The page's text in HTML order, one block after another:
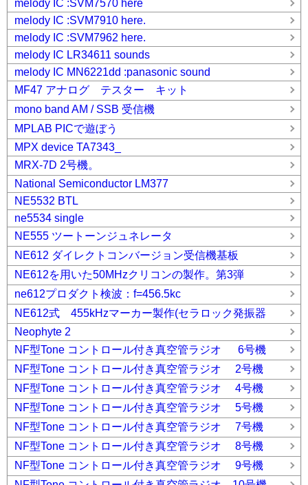
melody IC :SVM7570 here
melody IC :SVM7910 here.
melody IC :SVM7962 here.
melody IC LR34611 sounds
melody IC MN6221dd :panasonic sound
MF47 アナログ テスター キット
mono band AM / SSB 受信機
MPLAB PICで遊ぼう
MPX device TA7343_
MRX-7D 2号機。
National Semiconductor LM377
NE5532 BTL
ne5534 single
NE555 ツートーンジュネレータ
NE612 ダイレクトコンバージョン受信機基板
NE612を用いた50MHzクリコンの製作。第3弾
ne612プロダクト検波：f=456.5kc
NE612式 455kHzマーカー製作(セラロック発振器
Neophyte 2
NF型Tone コントロール付き真空管ラジオ 6号機
NF型Tone コントロール付き真空管ラジオ 2号機
NF型Tone コントロール付き真空管ラジオ 4号機
NF型Tone コントロール付き真空管ラジオ 5号機
NF型Tone コントロール付き真空管ラジオ 7号機
NF型Tone コントロール付き真空管ラジオ 8号機
NF型Tone コントロール付き真空管ラジオ 9号機